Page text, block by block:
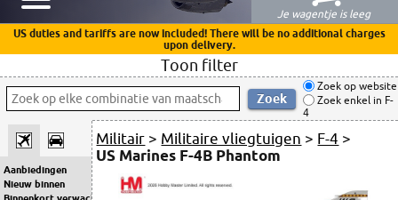
Je wagentje is leeg
US duties and tariffs are now included! There will be no additional charges
upon delivery.
Toon filter
Zoek op website
Zoek enkel in F-
4
Aanbiedingen
Nieuw binnen
Militair > Militaire vliegtuigen > F-4 >
US Marines F-4B Phantom